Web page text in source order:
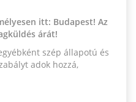
itt: Budapest! Az
árát!
szép állapotú és
adok hozzá,